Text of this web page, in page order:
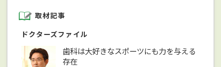
取材記事
ドクターズファイル
歯科は大好きなスポーツにも力を与える
存在